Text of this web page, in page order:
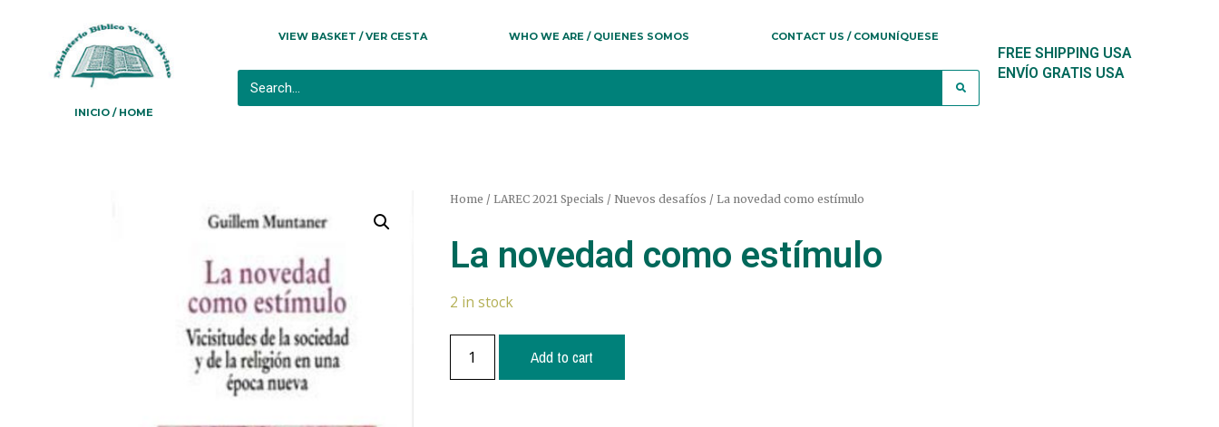
INICIO / HOME
VIEW BASKET / VER CESTA WHO WE ARE / QUIENES SOMOS CONTACT US / COMUNÍQUESE
FREE SHIPPING USA
ENVÍO GRATIS USA
Home / LAREC 2021 Specials / Nuevos desafíos / La novedad como estímulo
La novedad como estímulo
2 in stock
Add to cart